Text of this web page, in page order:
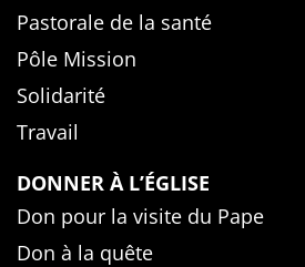
Pastorale de la santé
Pôle Mission
Solidarité
Travail
DONNER À L’ÉGLISE
Don pour la visite du Pape
Don à la quête